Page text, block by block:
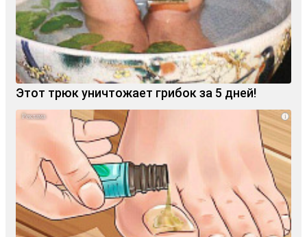
Этот трюк уничтожает грибок за 5 дней!
i